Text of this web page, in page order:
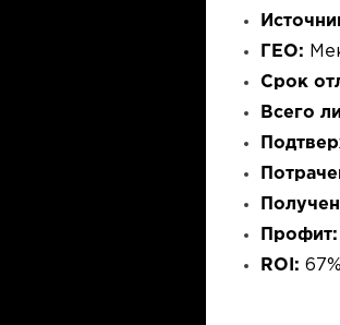
ГЕО:
Срок
Всего
Профит:
ROI: 67%